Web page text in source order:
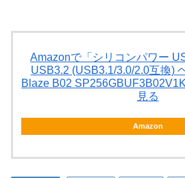
Amazonで「シリコンパワー
USB3.2 (USB3.1/3.0/2.0互換)
Blaze B02
見る
Amazon